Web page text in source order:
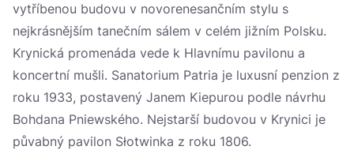
vytříbenou budovu v novorenesančním stylu s
nejkrásnějším tanečním sálem v celém jižním Polsku.
Krynická promenáda vede k Hlavnímu pavilonu a
koncertní mušli. Sanatorium Patria je luxusní penzion z
roku 1933, postavený Janem Kiepurou podle návrhu
Bohdana Pniewského. Nejstarší budovou v Krynici je
půvabný pavilon Słotwinka z roku 1806.